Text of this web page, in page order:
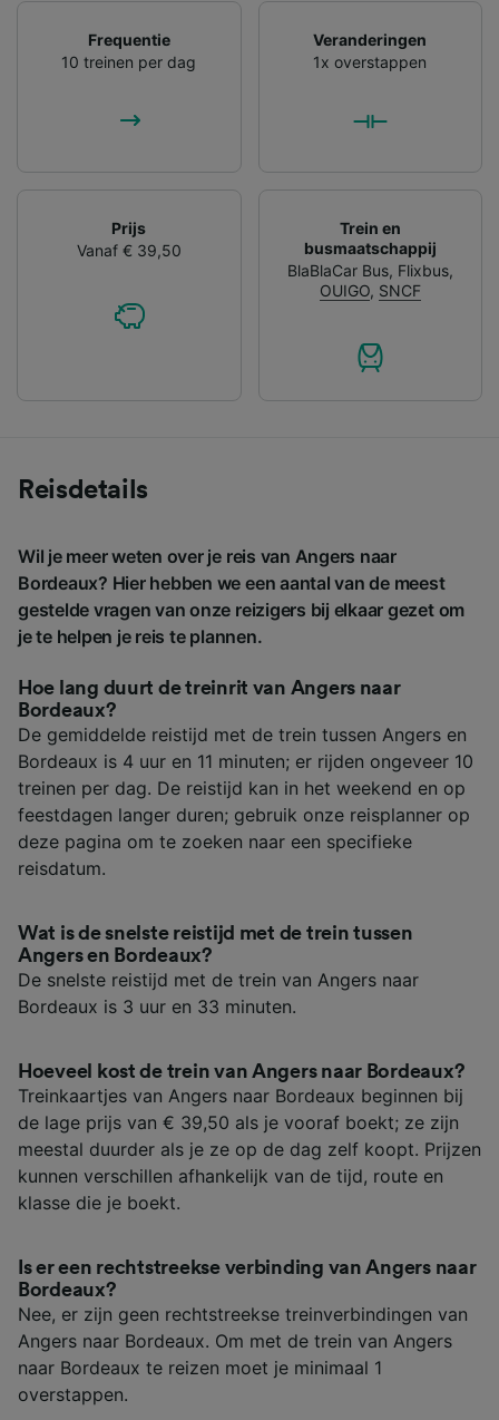
Frequentie
10 treinen per dag
Veranderingen
1x overstappen
Prijs
Vanaf € 39,50
Trein en
busmaatschappij
BlaBlaCar Bus, Flixbus,
OUIGO, SNCF
Reisdetails
Wil je meer weten over je reis van Angers naar
Bordeaux? Hier hebben we een aantal van de meest
gestelde vragen van onze reizigers bij elkaar gezet om
je te helpen je reis te plannen.
Hoe lang duurt de treinrit van Angers naar
Bordeaux?
De gemiddelde reistijd met de trein tussen Angers en
Bordeaux is 4 uur en 11 minuten; er rijden ongeveer 10
treinen per dag. De reistijd kan in het weekend en op
feestdagen langer duren; gebruik onze reisplanner op
deze pagina om te zoeken naar een specifieke
reisdatum.
Wat is de snelste reistijd met de trein tussen
Angers en Bordeaux?
De snelste reistijd met de trein van Angers naar
Bordeaux is 3 uur en 33 minuten.
Hoeveel kost de trein van Angers naar Bordeaux?
Treinkaartjes van Angers naar Bordeaux beginnen bij
de lage prijs van € 39,50 als je vooraf boekt; ze zijn
meestal duurder als je ze op de dag zelf koopt. Prijzen
kunnen verschillen afhankelijk van de tijd, route en
klasse die je boekt.
Is er een rechtstreekse verbinding van Angers naar
Bordeaux?
Nee, er zijn geen rechtstreekse treinverbindingen van
Angers naar Bordeaux. Om met de trein van Angers
naar Bordeaux te reizen moet je minimaal 1
overstappen.